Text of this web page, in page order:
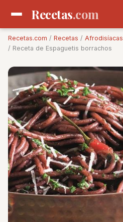
Recetas.com
Recetas.com / Recetas / Afrodisíacas
/ Receta de Espaguetis borrachos